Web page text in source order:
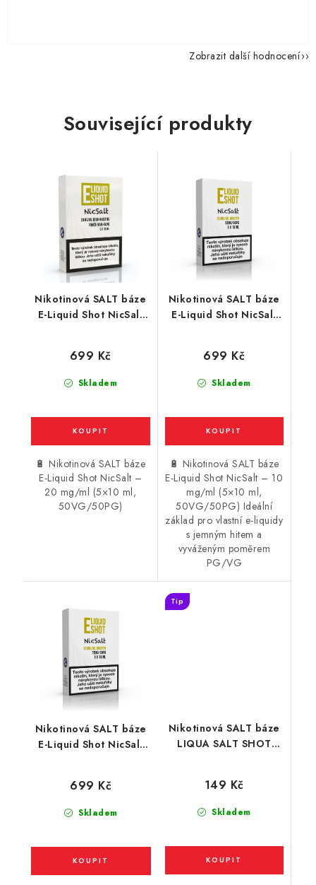
Zobrazit další hodnocení
Související produkty
Nikotinová SALT báze
E-Liquid Shot NicSalt
Skladem
699 Kč
🔋 Nikotinová SALT báze
E-Liquid Shot NicSalt –
20 mg/ml (5×10 ml,
50VG/50PG)
Nikotinová SALT báze
E-Liquid Shot NicSalt
Skladem
699 Kč
🔋 Nikotinová SALT báze
E-Liquid Shot NicSalt – 10
mg/ml (5×10 ml,
50VG/50PG) Ideální
základ pro vlastní e-liquidy
s jemným hitem a
vyváženým poměrem
PG/VG
Nikotinová SALT báze
E-Liquid Shot NicSalt
Skladem
699 Kč
Nikotinová SALT báze
LIQUA SALT SHOT
Tip
Skladem
149 Kč